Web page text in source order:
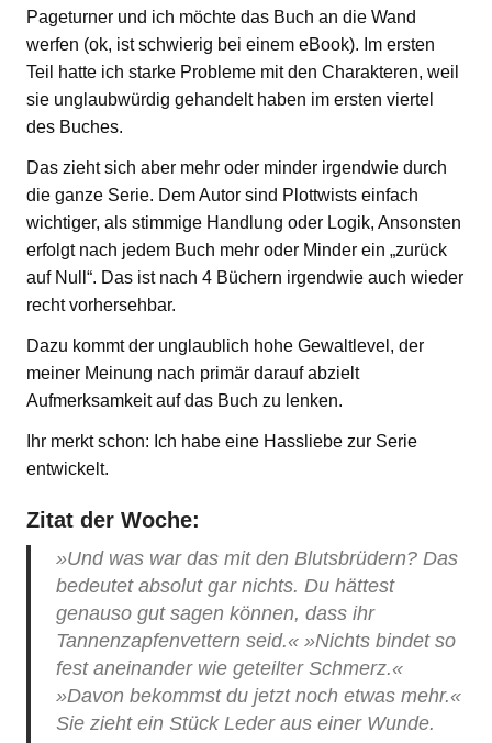
Pageturner und ich möchte das Buch an die Wand
werfen (ok, ist schwierig bei einem eBook). Im ersten
Teil hatte ich starke Probleme mit den Charakteren, weil
sie unglaubwürdig gehandelt haben im ersten viertel
des Buches.
Das zieht sich aber mehr oder minder irgendwie durch
die ganze Serie. Dem Autor sind Plottwists einfach
wichtiger, als stimmige Handlung oder Logik, Ansonsten
erfolgt nach jedem Buch mehr oder Minder ein „zurück
auf Null“. Das ist nach 4 Büchern irgendwie auch wieder
recht vorhersehbar.
Dazu kommt der unglaublich hohe Gewaltlevel, der
meiner Meinung nach primär darauf abzielt
Aufmerksamkeit auf das Buch zu lenken.
Ihr merkt schon: Ich habe eine Hassliebe zur Serie
entwickelt.
Zitat der Woche:
»Und was war das mit den Blutsbrüdern? Das
bedeutet absolut gar nichts. Du hättest
genauso gut sagen können, dass ihr
Tannenzapfenvettern seid.« »Nichts bindet so
fest aneinander wie geteilter Schmerz.«
»Davon bekommst du jetzt noch etwas mehr.«
Sie zieht ein Stück Leder aus einer Wunde.